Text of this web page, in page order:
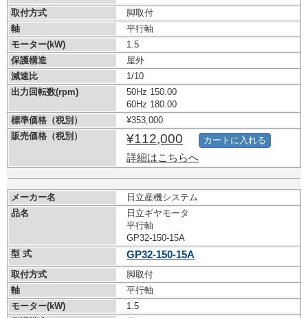
取付方式
脚取付
軸
平行軸
モーター(kW)
1.5
保護構造
屋外
減速比
1/10
出力回転数(rpm)
50Hz 150.00
60Hz 180.00
標準価格（税別）
¥353,000
販売価格（税別）
¥112,000
詳細はこちらへ
カートに入れる
メーカー名
日立産機システム
品名
日立ギヤモータ
平行軸
GP32-150-15A
型 式
GP32-150-15A
取付方式
脚取付
軸
平行軸
モーター(kW)
1.5